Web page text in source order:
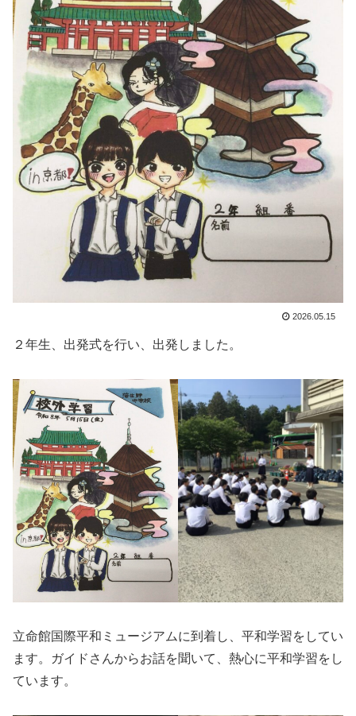
2026.05.15
２年生、出発式を行い、出発しました。
立命館国際平和ミュージアムに到着し、平和学習をしてい
ます。ガイドさんからお話を聞いて、熱心に平和学習をし
ています。